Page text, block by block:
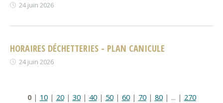
24 juin 2026
HORAIRES DÉCHETTERIES - PLAN CANICULE
24 juin 2026
0| 10| 20| 30| 40| 50| 60| 70| 80| ... | 270